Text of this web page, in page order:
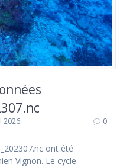
2026 0
ont été
Vignon. Le cycle